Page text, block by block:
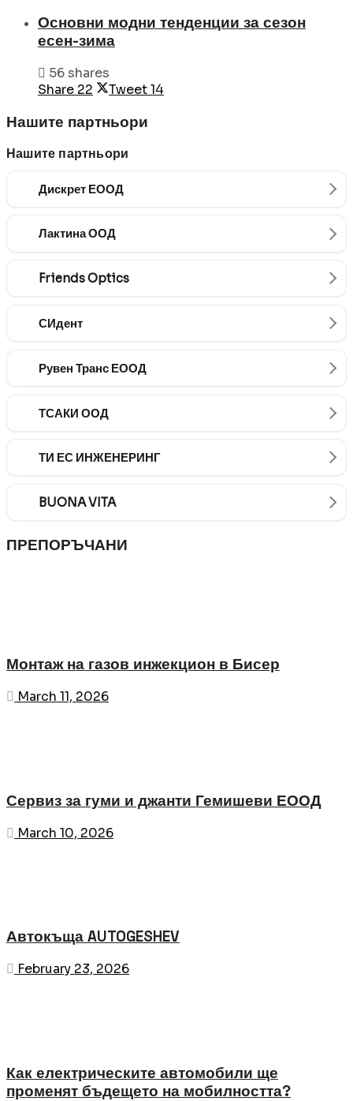
Основни модни тенденции за сезон
есен-зима
56 shares
Share 22 Tweet14
Нашите партньори
Нашите партньори
Дискрет ЕООД
Лактина ООД
Friends Optics
СИдент
Рувен Транс ЕООД
ТСАКИ ООД
ТИ ЕС ИНЖЕНЕРИНГ
BUONA VITA
ПРЕПОРЪЧАНИ
Монтаж на газов инжекцион в Бисер
March 11, 2026
Сервиз за гуми и джанти Гемишеви ЕООД
March 10, 2026
Автокъща AUTOGESHEV
February 23, 2026
Как електрическите автомобили ще
променят бъдещето на мобилността?